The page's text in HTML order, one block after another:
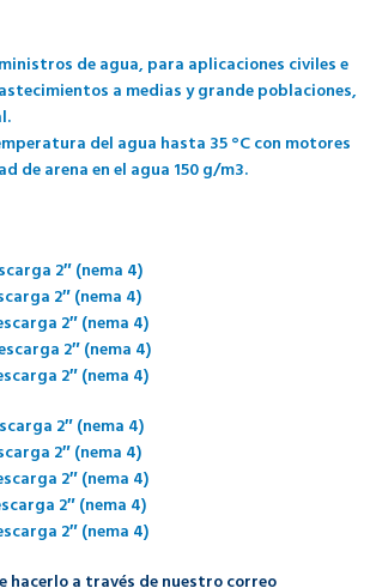
de agua, para aplicaciones civiles e
a medias y grande poblaciones,
del agua hasta 35 °C con motores
de arena en el agua 150 g/m3.
2″ (nema 4)
2″ (nema 4)
2″ (nema 4)
2″ (nema 4)
2″ (nema 4)
2″ (nema 4)
2″ (nema 4)
2″ (nema 4)
2″ (nema 4)
2″ (nema 4)